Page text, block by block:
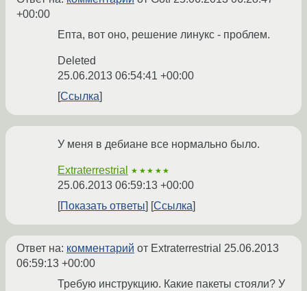
+00:00
Епта, вот оно, решение линукс - проблем.
Deleted
25.06.2013 06:54:41 +00:00
Ссылка
У меня в дебиане все нормально было.
Extraterrestrial ★★★★★
25.06.2013 06:59:13 +00:00
Показать ответы
Ссылка
Ответ на: комментарий от Extraterrestrial 25.06.2013
06:59:13 +00:00
Требую инструкцию. Какие пакеты стояли? У